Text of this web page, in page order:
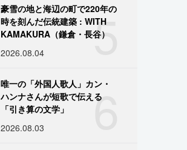
5
豪雪の地と海辺の町で220年の
時を刻んだ伝統建築 : WITH
KAMAKURA（鎌倉・長谷）
2026.08.04
6
唯一の「外国人歌人」カン・
ハンナさんが短歌で伝える
「引き算の文学」
2026.08.03